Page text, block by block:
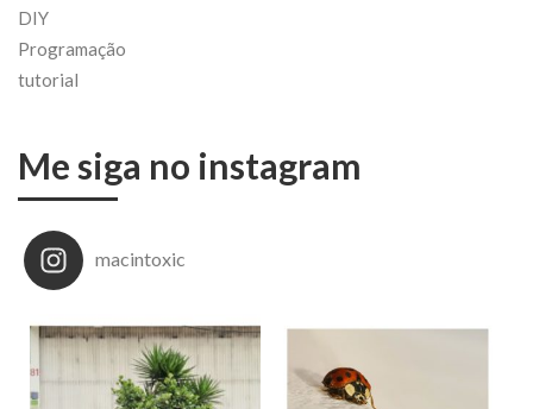
DIY
Programação
tutorial
Me siga no instagram
macintoxic